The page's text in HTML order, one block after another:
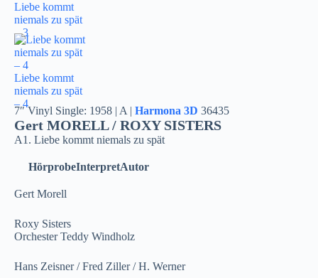
Liebe kommt
niemals zu spät
– 3
Liebe kommt
niemals zu spät
– 4
7″ Vinyl Single: 1958 | A | Harmona 3D 36435
Gert MORELL / ROXY SISTERS
A1. Liebe kommt niemals zu spät
HörprobeInterpretAutor
Gert Morell
Roxy Sisters
Orchester Teddy Windholz
Hans Zeisner / Fred Ziller / H. Werner